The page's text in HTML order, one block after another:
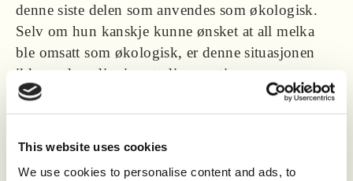
This website uses cookies
We use cookies to personalise content and ads, to
denne siste delen som anvendes som økologisk.
Selv om hun kanskje kunne ønsket at all melka
ble omsatt som økologisk, er denne situasjonen
ikke nødvendigvis entydig negativ.
– Etterspørselen etter økomelk går opp. Når du når
for omlegging eller at det tar for lang tid å legge